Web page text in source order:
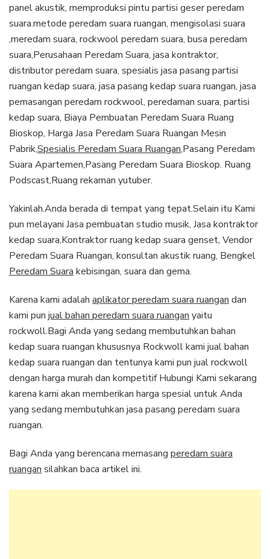
panel akustik, memproduksi pintu partisi geser peredam
suara.metode peredam suara ruangan, mengisolasi suara
,meredam suara, rockwool peredam suara, busa peredam
suara,Perusahaan Peredam Suara, jasa kontraktor,
distributor peredam suara, spesialis jasa pasang partisi
ruangan kedap suara, jasa pasang kedap suara ruangan, jasa
pemasangan peredam rockwool, peredaman suara, partisi
kedap suara, Biaya Pembuatan Peredam Suara Ruang
Bioskop, Harga Jasa Peredam Suara Ruangan Mesin
Pabrik,Spesialis Peredam Suara Ruangan,Pasang Peredam
Suara Apartemen,Pasang Peredam Suara Bioskop. Ruang
Podscast,Ruang rekaman yutuber.
Yakinlah.Anda berada di tempat yang tepat.Selain itu Kami
pun melayani Jasa pembuatan studio musik, Jasa kontraktor
kedap suara,Kontraktor ruang kedap suara genset, Vendor
Peredam Suara Ruangan, konsultan akustik ruang, Bengkel
Peredam Suara kebisingan, suara dan gema.
Karena kami adalah aplikator peredam suara ruangan dan
kami pun jual bahan peredam suara ruangan yaitu
rockwoll.Bagi Anda yang sedang membutuhkan bahan
kedap suara ruangan khususnya Rockwoll kami jual bahan
kedap suara ruangan dan tentunya kami pun jual rockwoll
dengan harga murah dan kompetitif Hubungi Kami sekarang
karena kami akan memberikan harga spesial untuk Anda
yang sedang membutuhkan jasa pasang peredam suara
ruangan.
Bagi Anda yang berencana memasang peredam suara
ruangan silahkan baca artikel ini.